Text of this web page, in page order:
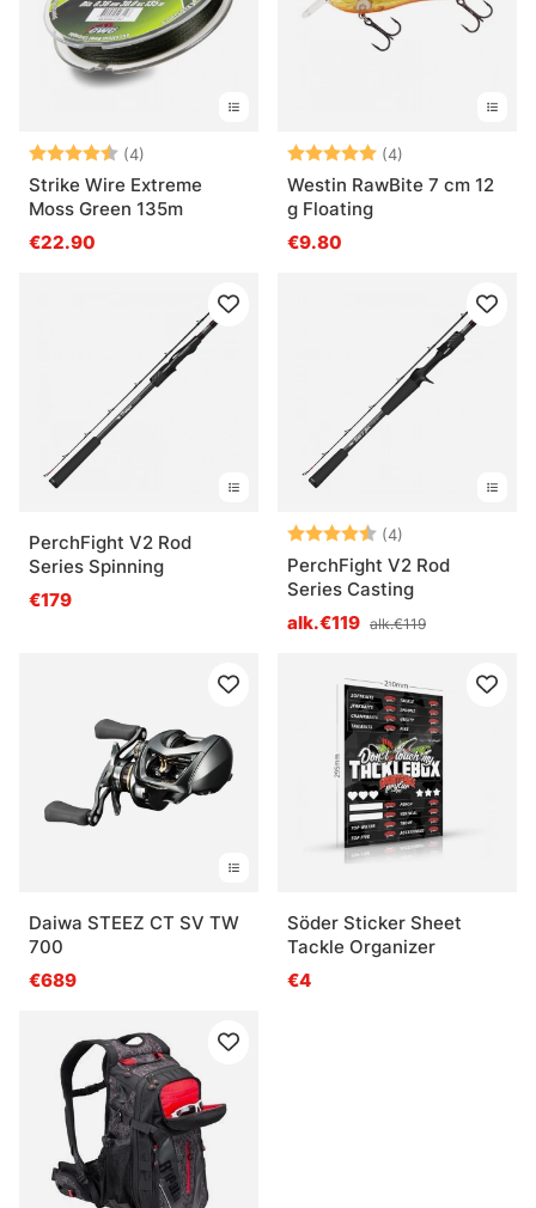
Arvio: (4)
4.5 5:sta tähdestä
Strike Wire Extreme
Moss Green 135m
€22.90
Arvio: (4)
Westin RawBite 7 cm 12
g Floating
€9.80
PerchFight V2 Rod
Series Spinning
€179
Arvio: (4)
PerchFight V2 Rod
Series Casting
alk.€119 alk.€119
Daiwa STEEZ CT SV TW
700
€689
Söder Sticker Sheet
Tackle Organizer
€4